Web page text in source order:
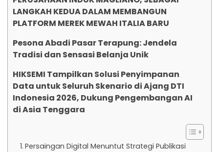
LANGKAH KEDUA DALAM MEMBANGUN
PLATFORM MEREK MEWAH ITALIA BARU
Pesona Abadi Pasar Terapung: Jendela
Tradisi dan Sensasi Belanja Unik
HIKSEMI Tampilkan Solusi Penyimpanan
Data untuk Seluruh Skenario di Ajang DTI
Indonesia 2026, Dukung Pengembangan AI
di Asia Tenggara
Persaingan Digital Menuntut Strategi Publikasi